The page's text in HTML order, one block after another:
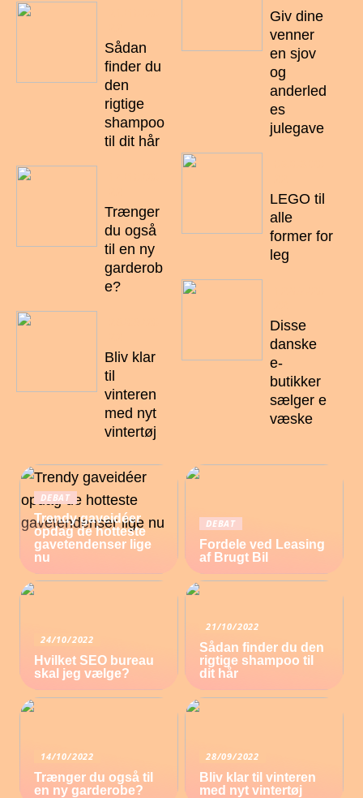
Sådan
finder du
den
rigtige
shampoo
til dit hår
Trænger
du også
til en ny
garderob
e?
Bliv klar
til
vinteren
med nyt
vintertøj
Giv dine
venner
en sjov
og
anderled
es
julegave
LEGO til
alle
former for
leg
Disse
danske
e-
butikker
sælger e
væske
DEBAT
Trendy gaveidéer
opdag de hotteste
gavetendenser lige
nu
DEBAT
Fordele ved Leasing
af Brugt Bil
24/10/2022
Hvilket SEO bureau
skal jeg vælge?
21/10/2022
Sådan finder du den
rigtige shampoo til
dit hår
14/10/2022
Trænger du også til
en ny garderobe?
28/09/2022
Bliv klar til vinteren
med nyt vintertøj